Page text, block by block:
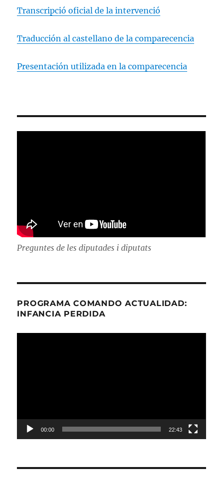
Transcripció oficial de la intervenció
Traducción al castellano de la comparecencia
Presentación utilizada en la comparecencia
Preguntes de les diputades i diputats
PROGRAMA COMANDO ACTUALIDAD:
INFANCIA PERDIDA
00:00 22:43